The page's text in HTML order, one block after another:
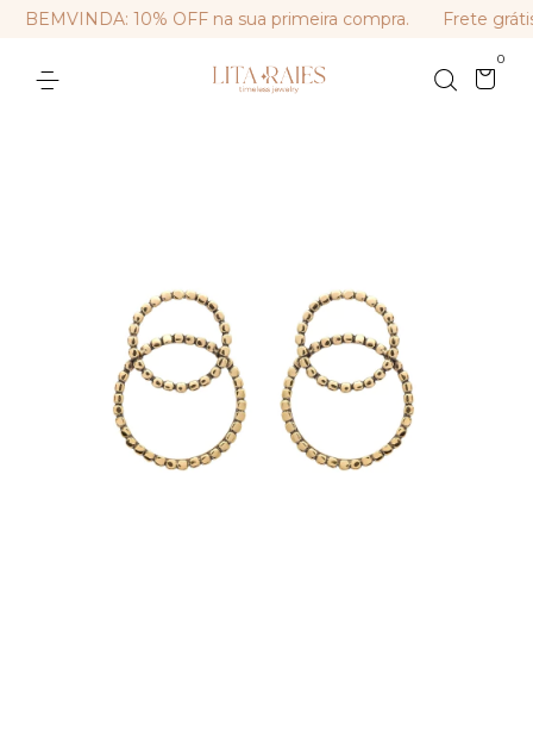
BEMVINDA: 10% OFF na sua primeira compra. Frete
0